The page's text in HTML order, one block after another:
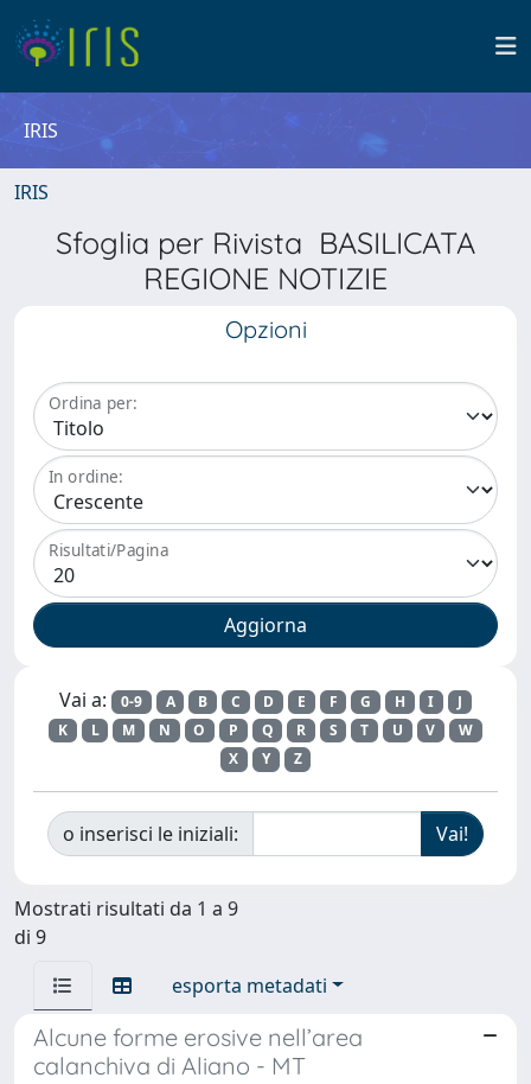
IRIS
IRIS
Sfoglia per Rivista BASILICATA
REGIONE NOTIZIE
Opzioni
Ordina per:
In ordine:
Risultati/Pagina
Vai a: 0-9 A B C D E F G H I
J
K
L M N O P Q R S T U V
W
X
Y Z
o inserisci le iniziali:
Mostrati risultati da 1 a 9
di 9
esporta metadati
Alcune forme erosive nell’area
calanchiva di Aliano - MT